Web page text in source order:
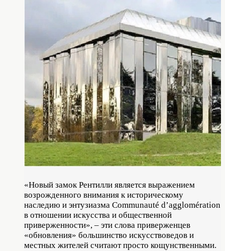
«Новый замок Рентилли является выражением
возрожденного внимания к историческому
наследию и энтузиазма Communauté d’agglomération
в отношении искусства и общественной
приверженности», – эти слова приверженцев
«обновления» большинство искусствоведов и
местных жителей считают просто кощунственными.